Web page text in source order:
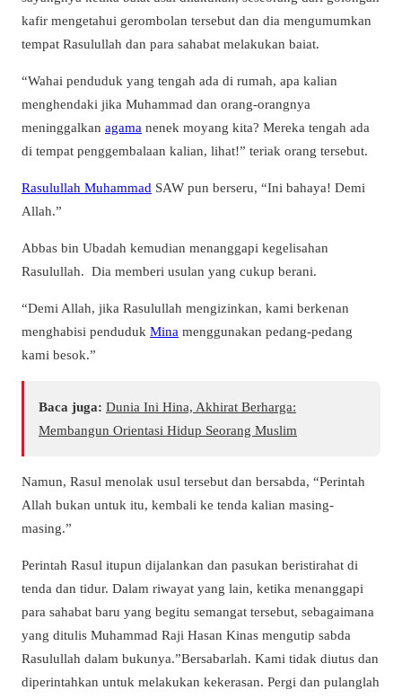
kafir mengetahui gerombolan tersebut dan dia mengumumkan
tempat Rasulullah dan para sahabat melakukan baiat.
“Wahai penduduk yang tengah ada di rumah, apa kalian
menghendaki jika Muhammad dan orang-orangnya
meninggalkan agama nenek moyang kita? Mereka tengah ada
di tempat penggembalaan kalian, lihat!” teriak orang tersebut.
Rasulullah Muhammad SAW pun berseru, “Ini bahaya! Demi
Allah.”
Abbas bin Ubadah kemudian menanggapi kegelisahan
Rasulullah. Dia memberi usulan yang cukup berani.
“Demi Allah, jika Rasulullah mengizinkan, kami berkenan
menghabisi penduduk Mina menggunakan pedang-pedang
kami besok.”
Baca juga: Dunia Ini Hina, Akhirat Berharga:
Membangun Orientasi Hidup Seorang Muslim
Namun, Rasul menolak usul tersebut dan bersabda, “Perintah
Allah bukan untuk itu, kembali ke tenda kalian masing-
masing.”
Perintah Rasul itupun dijalankan dan pasukan beristirahat di
tenda dan tidur. Dalam riwayat yang lain, ketika menanggapi
para sahabat baru yang begitu semangat tersebut, sebagaimana
yang ditulis Muhammad Raji Hasan Kinas mengutip sabda
Rasulullah dalam bukunya.”Bersabarlah. Kami tidak diutus dan
diperintahkan untuk melakukan kekerasan. Pergi dan pulanglah